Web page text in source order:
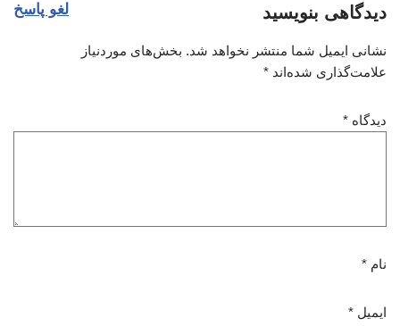
دیدگاهی بنویسید لغو پاسخ
نشانی ایمیل شما منتشر نخواهد شد. بخش‌های موردنیاز
علامت‌گذاری شده‌اند *
دیدگاه *
نام *
ایمیل *